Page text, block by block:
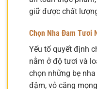
giữ được chất
Chọn Nha Đam Tươi
Yếu tố quyết định
nằm ở độ tươi và
chọn những bẹ
đậm, vỏ căng